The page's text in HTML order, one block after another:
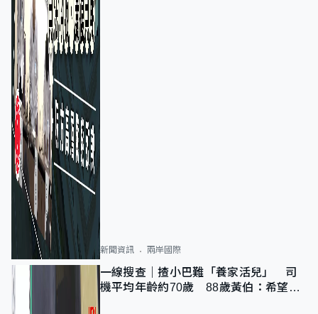
新聞資訊 兩岸國際
一線搜查｜揸小巴難「養家活兒」 司
機平均年齡約70歲 88歲黃伯：希望一